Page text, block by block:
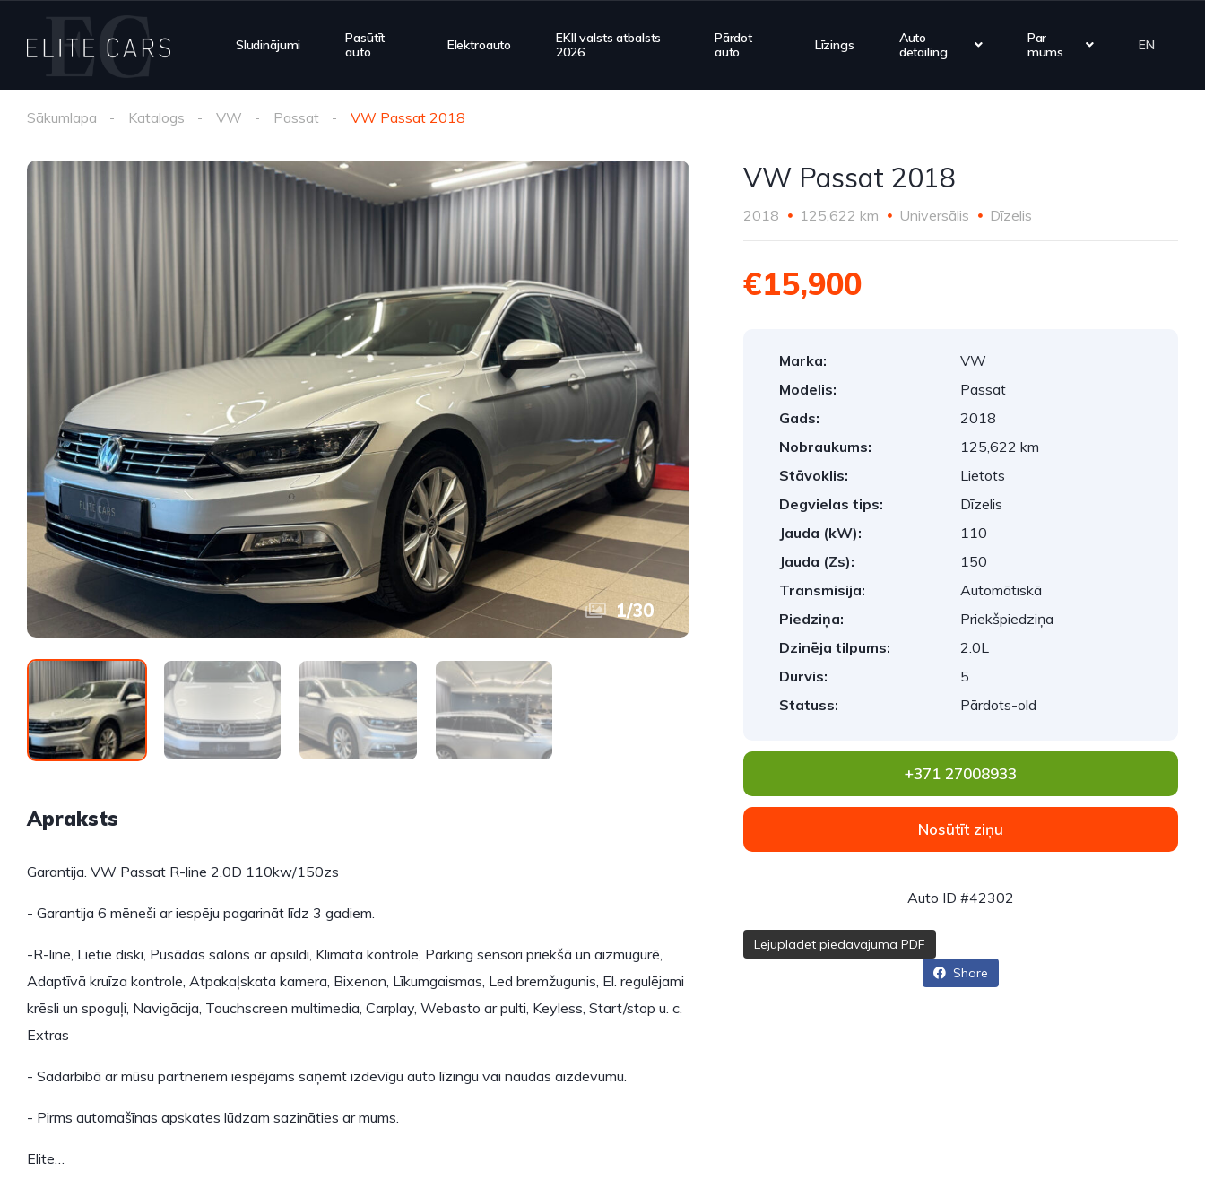
Sludinājumi
Pasūtīt
auto
Elektroauto
EKII valsts atbalsts
2026
Pārdot
auto
Līzings
Auto
detailing
Par
mums
EN
Sākumlapa Katalogs VW Passat VW Passat 2018
1/30
Apraksts
Garantija. VW Passat R-line 2.0D 110kw/150zs
- Garantija 6 mēneši ar iespēju pagarināt līdz 3 gadiem.
-R-line, Lietie diski, Pusādas salons ar apsildi, Klimata kontrole, Parking sensori priekšā un aizmugurē,
Adaptīvā kruīza kontrole, Atpakaļskata kamera, Bixenon, Līkumgaismas, Led bremžugunis, El. regulējami
krēsli un spoguļi, Navigācija, Touchscreen multimedia, Carplay, Webasto ar pulti, Keyless, Start/stop u. c.
Extras
- Sadarbībā ar mūsu partneriem iespējams saņemt izdevīgu auto līzingu vai naudas aizdevumu.
- Pirms automašīnas apskates lūdzam sazināties ar mums.
Elite…
VW Passat 2018
2018 125,622 km Universālis Dīzelis
€15,900
Marka:
VW
Modelis:
Passat
Gads:
2018
Nobraukums:
125,622 km
Stāvoklis:
Lietots
Degvielas tips:
Dīzelis
Jauda (kW):
110
Jauda (Zs):
150
Transmisija:
Automātiskā
Piedziņa:
Priekšpiedziņa
Dzinēja tilpums:
2.0L
Durvis:
5
Statuss:
Pārdots-old
+371 27008933
Nosūtīt ziņu
Auto ID #42302
Lejuplādēt piedāvājuma PDF
Share